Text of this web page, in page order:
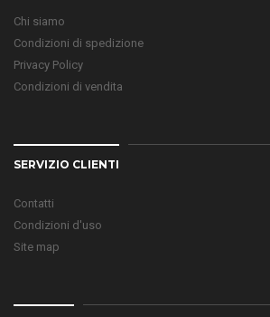
Chi siamo
Condizioni di spedizione
Privacy Policy
Condizioni di vendita
SERVIZIO CLIENTI
Contatti
Condizioni d'uso
Site map